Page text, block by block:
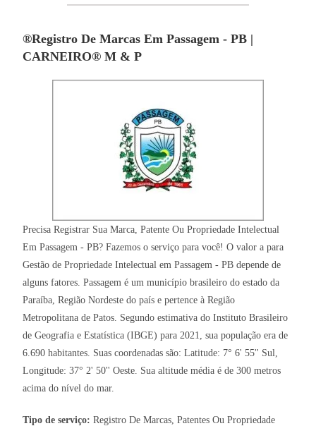
®Registro De Marcas Em Passagem - PB |
CARNEIRO® M & P
Precisa Registrar Sua Marca, Patente Ou Propriedade Intelectual
Em Passagem - PB? Fazemos o serviço para você! O valor a para
Gestão de Propriedade Intelectual em Passagem - PB depende de
alguns fatores. Passagem é um município brasileiro do estado da
Paraíba, Região Nordeste do país e pertence à Região
Metropolitana de Patos. Segundo estimativa do Instituto Brasileiro
de Geografia e Estatística (IBGE) para 2021, sua população era de
6.690 habitantes. Suas coordenadas são: Latitude: 7° 6' 55'' Sul,
Longitude: 37° 2' 50'' Oeste. Sua altitude média é de 300 metros
acima do nível do mar.
Tipo de serviço:Registro De Marcas, Patentes Ou Propriedade